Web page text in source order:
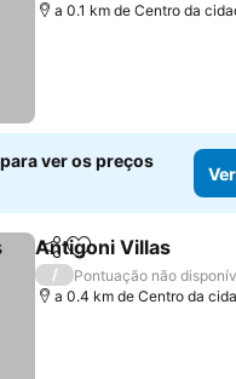
a 0.1 km de Centro da
ver os preços
PartilharAdicionar aos
Antigoni Villas
/
Pontuação não
a 0.4 km de Centro da